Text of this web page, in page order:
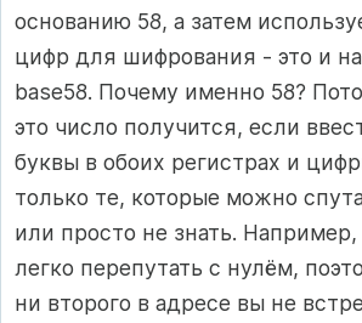
основанию 58, а затем
цифр для шифрования - это и
base58. Почему именно 58?
это число получится, если
буквы в обоих регистрах и
только те, которые можно
или просто не знать.
легко перепутать с нулём,
ни второго в адресе вы не